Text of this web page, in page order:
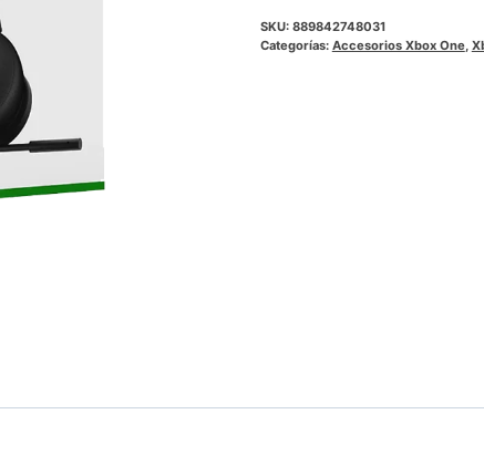
SKU: 889842748031
Categorías: Accesorios Xbox One,